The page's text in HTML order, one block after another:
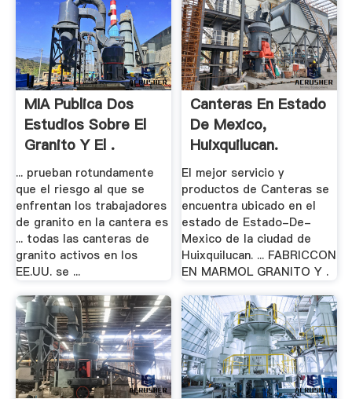
MIA Publica Dos
Estudios Sobre El
Granito Y El .
... prueban rotundamente
que el riesgo al que se
enfrentan los trabajadores
de granito en la cantera es
... todas las canteras de
granito activos en los
EE.UU. se ...
Canteras En Estado
De Mexico,
Huixquilucan.
El mejor servicio y
productos de Canteras se
encuentra ubicado en el
estado de Estado-De-
Mexico de la ciudad de
Huixquilucan. ... FABRICCON
EN MARMOL GRANITO Y .